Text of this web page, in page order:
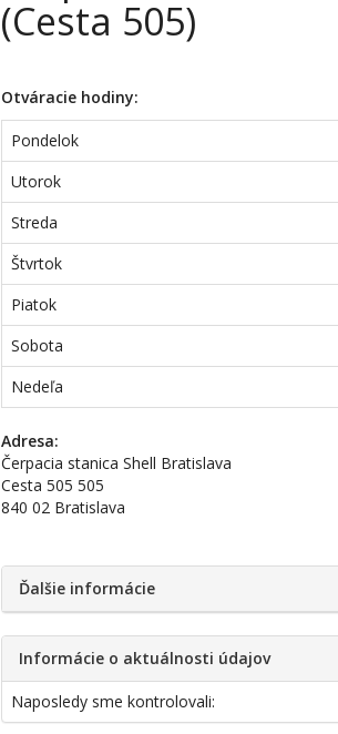
(Cesta 505)
Otváracie hodiny:
Pondelok
Utorok
Streda
Štvrtok
Piatok
Sobota
Nedeľa
Adresa:
Čerpacia stanica Shell Bratislava
Cesta 505 505
840 02 Bratislava
Ďalšie informácie
Informácie o aktuálnosti údajov
Naposledy sme kontrolovali: